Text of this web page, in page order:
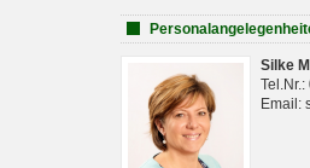
Silke
Email: